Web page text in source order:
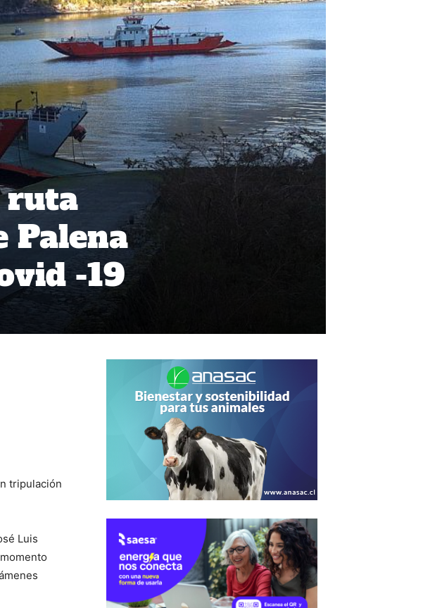
ruta
Palena
-19
tripulación
Luis